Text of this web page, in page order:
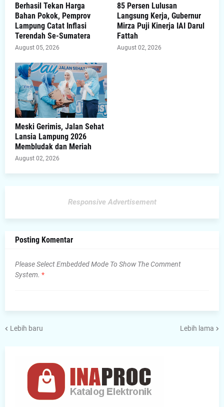
Berhasil Tekan Harga
Bahan Pokok, Pemprov
Lampung Catat Inflasi
Terendah Se-Sumatera
August 05, 2026
85 Persen Lulusan
Langsung Kerja, Gubernur
Mirza Puji Kinerja IAI Darul
Fattah
August 02, 2026
Meski Gerimis, Jalan Sehat
Lansia Lampung 2026
Membludak dan Meriah
August 02, 2026
Responsive Advertisement
Posting Komentar
Please Select Embedded Mode To Show The Comment
System. *
Lebih baru Lebih lama